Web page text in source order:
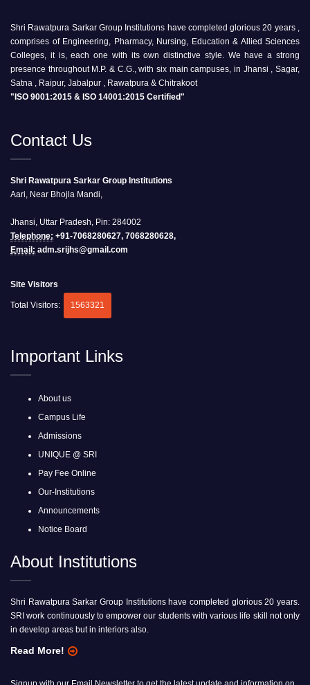
Shri Rawatpura Sarkar Group Institutions have completed glorious 20 years ,
comprises of Engineering, Pharmacy, Nursing, Education & Allied Sciences
Colleges, it is, each one with its own distinctive style. We have a strong
presence throughout M.P. & C.G., with six main campuses, in Jhansi , Sagar,
Satna , Raipur, Jabalpur , Rawatpura & Chitrakoot
"ISO 9001:2015 & ISO 14001:2015 Certified"
Contact Us
Shri Rawatpura Sarkar Group Institutions
Aari, Near Bhojla Mandi,
Jhansi, Uttar Pradesh, Pin: 284002
Telephone: +91-7068280627, 7068280628,
Email: adm.srijhs@gmail.com
Site Visitors
Total Visitors: 1563321
Important Links
About us
Campus Life
Admissions
UNIQUE @ SRI
Pay Fee Online
Our-Institutions
Announcements
Notice Board
About Institutions
Shri Rawatpura Sarkar Group Institutions have completed glorious 20 years.
SRI work continuously to empower our students with various life skill not only
in develop areas but in interiors also.
Read More!